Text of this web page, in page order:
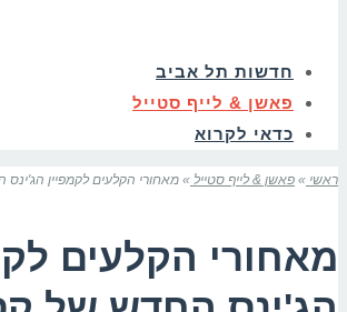
חדשות תל אביב
פאשן & לייף סטייל
כדאי לקרוא
ראשי » פאשן & לייף סטייל » מאחורי הקלעים לקמפיין
מאחורי הקלעים